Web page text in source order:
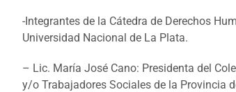
-Integrantes de la Cátedra de Derechos
Universidad Nacional de La Plata.
– Lic. María José Cano: Presidenta del
y/o Trabajadores Sociales de la Provincia